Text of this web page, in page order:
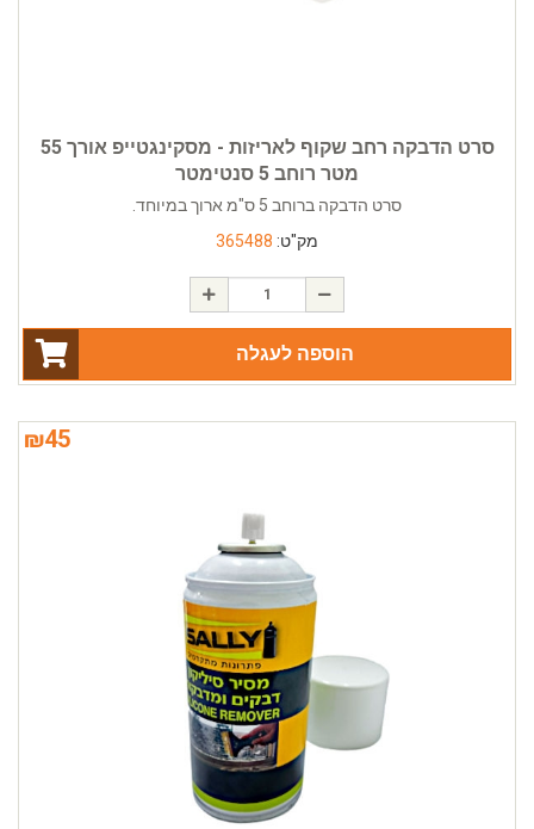
סרט הדבקה רחב שקוף לאריזות - מסקינגטייפ אורך 55
מטר רוחב 5 סנטימטר
סרט הדבקה ברוחב 5 ס"מ ארוך במיוחד.
מק"ט: 365488
הוספה לעגלה
₪45